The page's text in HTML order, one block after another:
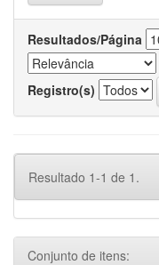
Resultados/Página
Registro(s)
Resultado 1-1 de 1.
Conjunto de itens: